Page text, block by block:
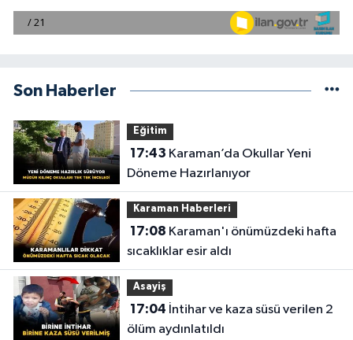
Son Haberler
Eğitim
17:43
Döneme Hazırlanıyor
Karaman Haberleri
17:08
sıcaklıklar esir aldı
Asayiş
17:04
ölüm aydınlatıldı